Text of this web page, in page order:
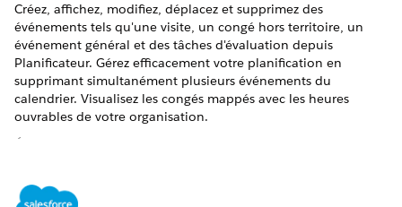
Créez, affichez, modifiez, déplacez et supprimez des
événements tels qu'une visite, un congé hors territoire, un
événement général et des tâches d'évaluation depuis
Planificateur. Gérez efficacement votre planification en
supprimant simultanément plusieurs événements du
calendrier. Visualisez les congés mappés avec les heures
ouvrables de votre organisation.
ÉDITIONS REQUISES
Disponible avec : Lightning Experience